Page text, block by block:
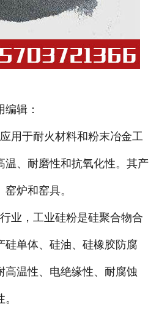
编辑：
于耐火材料和粉末冶金工
温、耐磨性和抗氧化性。其产
炉和窑具。
，工业硅粉是硅聚合物合
硅单体、硅油、硅橡胶防腐
高温性、电绝缘性、耐腐蚀